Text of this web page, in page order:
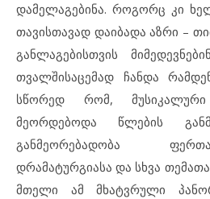
დამელაგებინა. როგორც კი
თავისთავად დაიბადა აზრი –
განლაგებისთვის
თვალშისაცემად ჩანდა
სწორედ რომ,
მეორდებოდა წლების
განმეორებადობა
დრამატურგიასა და სხვა
მთელი ამ მხატვრული